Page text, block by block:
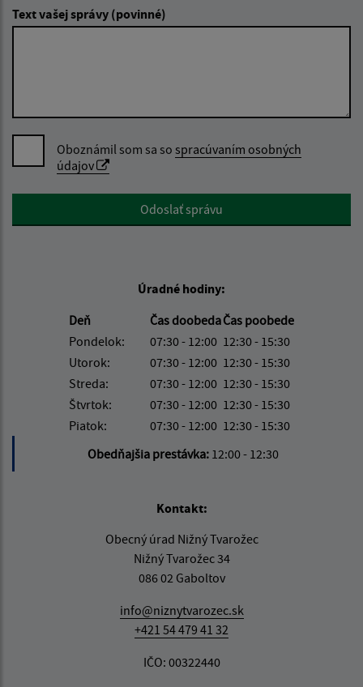
Text vašej správy (povinné)
Oboznámil som sa so spracúvaním osobných
údajov
Google reCaptcha ResponseOdoslať správu
Úradné hodiny:
Deň
Čas doobedaČas poobede
Pondelok:
07:30 - 12:00 12:30 - 15:30
Utorok:
07:30 - 12:00 12:30 - 15:30
Streda:
07:30 - 12:00 12:30 - 15:30
Štvrtok:
07:30 - 12:00 12:30 - 15:30
Piatok:
07:30 - 12:00 12:30 - 15:30
Obedňajšia prestávka: 12:00 - 12:30
Kontakt:
Obecný úrad Nižný Tvarožec
Nižný Tvarožec 34
086 02 Gaboltov
info@niznytvarozec.sk
+421 54 479 41 32
IČO: 00322440